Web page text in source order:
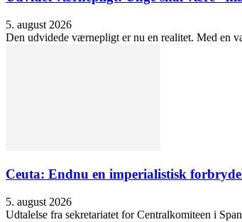
5. august 2026
Den udvidede værnepligt er nu en realitet. Med en
Ceuta: Endnu en imperialistisk
5. august 2026
Udtalelse fra sekretariatet for Centralkomiteen i